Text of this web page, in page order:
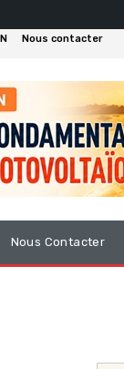
Nous contacter
Nous Contacter